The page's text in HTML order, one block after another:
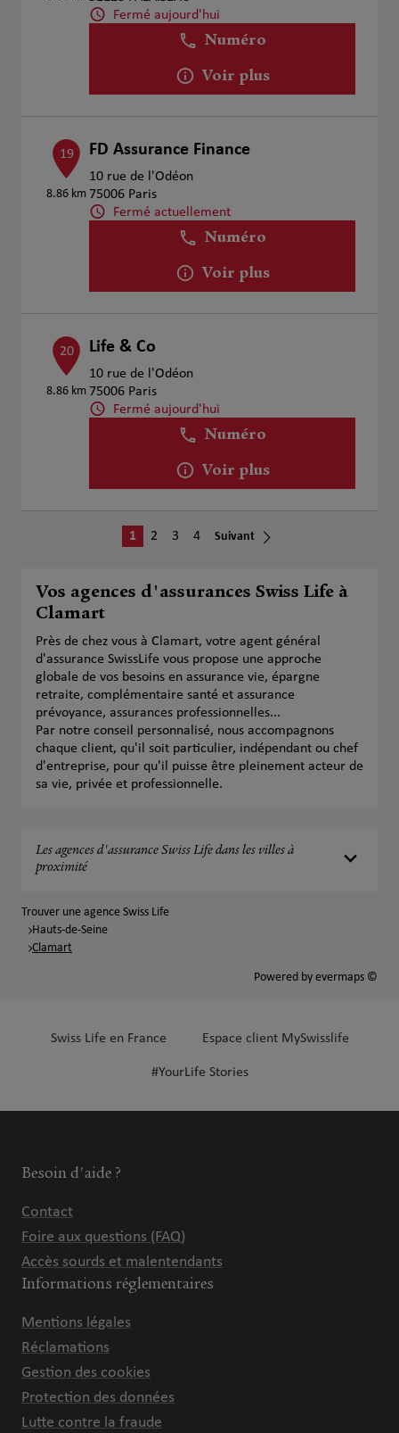
Fermé aujourd'hui
Numéro
Voir plus
19
8.86 km
FD Assurance Finance
10 rue de l'Odéon
75006 Paris
Fermé actuellement
Numéro
Voir plus
20
8.86 km
Life & Co
10 rue de l'Odéon
75006 Paris
Fermé aujourd'hui
Numéro
Voir plus
1 2 3 4 Suivant
Vos agences d'assurances Swiss Life à
Clamart
Près de chez vous à Clamart, votre agent général
d'assurance SwissLife vous propose une approche
globale de vos besoins en assurance vie, épargne
retraite, complémentaire santé et assurance
prévoyance, assurances professionnelles...
Par notre conseil personnalisé, nous accompagnons
chaque client, qu'il soit particulier, indépendant ou chef
d'entreprise, pour qu'il puisse être pleinement acteur de
sa vie, privée et professionnelle.
Les agences d'assurance Swiss Life dans les villes à
proximité
Trouver une agence Swiss Life
Hauts-de-Seine
Clamart
Powered by evermaps ©
Swiss Life en France Espace client MySwisslife
#YourLife Stories
Besoin d'aide ?
Contact
Foire aux questions (FAQ)
Accès sourds et malentendants
Informations réglementaires
Mentions légales
Réclamations
Gestion des cookies
Protection des données
Lutte contre la fraude